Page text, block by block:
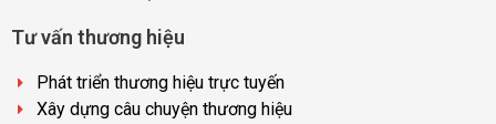
Tư vấn thương hiệu
Phát triển thương hiệu trực tuyến
Xây dựng câu chuyện thương hiệu